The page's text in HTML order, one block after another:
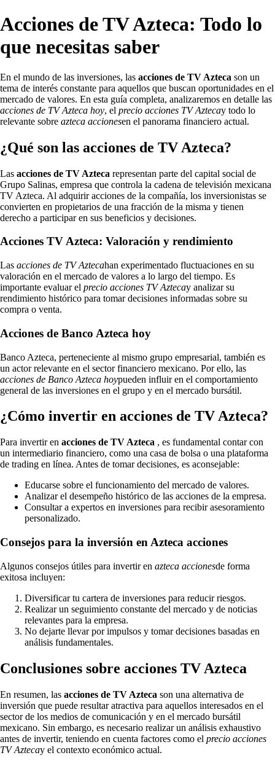
Acciones de TV Azteca: Todo lo
que necesitas saber
En el mundo de las inversiones, las acciones de TV Azteca son un
tema de interés constante para aquellos que buscan oportunidades en el
mercado de valores. En esta guía completa, analizaremos en detalle las
acciones de TV Azteca hoy, el precio acciones TV Aztecay todo lo
relevante sobre azteca accionesen el panorama financiero actual.
¿Qué son las acciones de TV Azteca?
Las acciones de TV Azteca representan parte del capital social de
Grupo Salinas, empresa que controla la cadena de televisión mexicana
TV Azteca. Al adquirir acciones de la compañía, los inversionistas se
convierten en propietarios de una fracción de la misma y tienen
derecho a participar en sus beneficios y decisiones.
Acciones TV Azteca: Valoración y rendimiento
Las acciones de TV Aztecahan experimentado fluctuaciones en su
valoración en el mercado de valores a lo largo del tiempo. Es
importante evaluar el precio acciones TV Aztecay analizar su
rendimiento histórico para tomar decisiones informadas sobre su
compra o venta.
Acciones de Banco Azteca hoy
Banco Azteca, perteneciente al mismo grupo empresarial, también es
un actor relevante en el sector financiero mexicano. Por ello, las
acciones de Banco Azteca hoypueden influir en el comportamiento
general de las inversiones en el grupo y en el mercado bursátil.
¿Cómo invertir en acciones de TV Azteca?
Para invertir en acciones de TV Azteca , es fundamental contar con
un intermediario financiero, como una casa de bolsa o una plataforma
de trading en línea. Antes de tomar decisiones, es aconsejable:
Educarse sobre el funcionamiento del mercado de valores.
Analizar el desempeño histórico de las acciones de la empresa.
Consultar a expertos en inversiones para recibir asesoramiento
personalizado.
Consejos para la inversión en Azteca acciones
Algunos consejos útiles para invertir en azteca accionesde forma
exitosa incluyen:
Diversificar tu cartera de inversiones para reducir riesgos.
Realizar un seguimiento constante del mercado y de noticias
relevantes para la empresa.
No dejarte llevar por impulsos y tomar decisiones basadas en
análisis fundamentales.
Conclusiones sobre acciones TV Azteca
En resumen, las acciones de TV Azteca son una alternativa de
inversión que puede resultar atractiva para aquellos interesados en el
sector de los medios de comunicación y en el mercado bursátil
mexicano. Sin embargo, es necesario realizar un análisis exhaustivo
antes de invertir, teniendo en cuenta factores como el precio acciones
TV Aztecay el contexto económico actual.